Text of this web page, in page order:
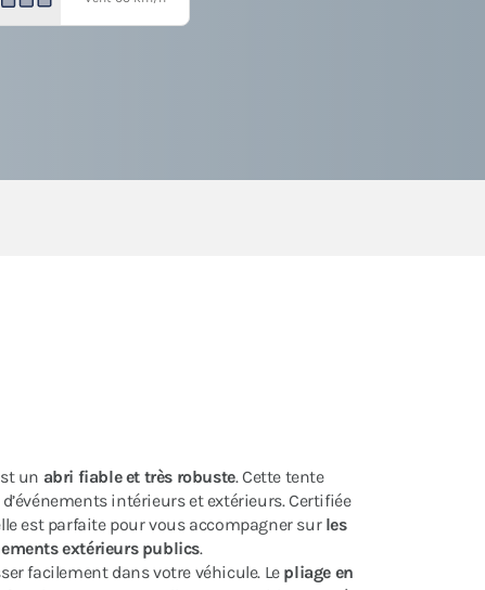
un abri fiable et très robuste. Cette tente
d’événements intérieurs et extérieurs. Certifiée
est parfaite pour vous accompagner surles
extérieurs publics.
facilement dans votre véhicule. Le pliage en